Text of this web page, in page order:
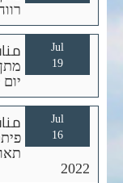
Jul
19
Jul
16
2022